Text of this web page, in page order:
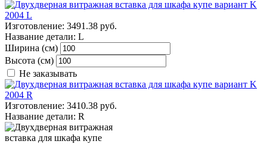
Изготовление: 3491.38 руб.
Название детали: L
Ширина (см)
Высота (см)
Не заказывать
Изготовление: 3410.38 руб.
Название детали: R